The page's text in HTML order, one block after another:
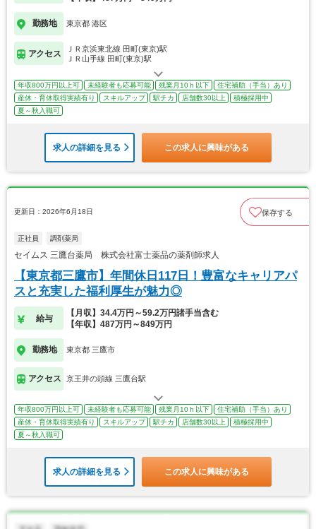
勤務地 東京都 港区
アクセス
ＪＲ京浜東北線 田町(東京)駅
ＪＲ山手線 田町(東京)駅
年収800万円以上可 未経験者も応募可能 残業月10ｈ以下
住宅補助（手当）あり
産休・育休取得実績有り
スキルアップ 駅チカ 店舗数30以上
積極採用中
夏～秋入職可
求人の詳細を見る この求人に興味がある
更新日：2026年6月18日 保存する
正社員 調剤薬局
セイムス 三鷹台薬局 株式会社富士薬品の薬剤師求人
【東京都三鷹市】年間休日117日！豊富なキャリアパ
スと充実した福利厚生が魅力◎
給与
【月収】34.4万円～59.2万円諸手当含む
【年収】487万円～849万円
勤務地 東京都 三鷹市
アクセス 京王井の頭線 三鷹台駅
年収800万円以上可 未経験者も応募可能 残業月10ｈ以下
住宅補助（手当）あり
産休・育休取得実績有り
スキルアップ 駅チカ 店舗数30以上
積極採用中
夏～秋入職可
求人の詳細を見る この求人に興味がある